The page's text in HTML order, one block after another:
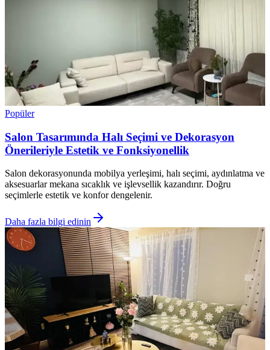
Popüler
Salon Tasarımında Halı Seçimi ve Dekorasyon
Önerileriyle Estetik ve Fonksiyonellik
Salon dekorasyonunda mobilya yerleşimi, halı seçimi, aydınlatma ve
aksesuarlar mekana sıcaklık ve işlevsellik kazandırır. Doğru
seçimlerle estetik ve konfor dengelenir.
Daha fazla bilgi edinin